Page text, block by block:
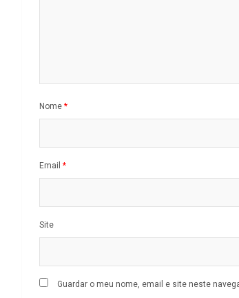
Nome *
Email *
Site
Guardar o meu nome, email e site neste